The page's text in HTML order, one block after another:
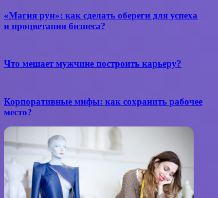
«Магия рун»: как сделать обереги для успеха
и процветания бизнеса?
Что мешает мужчине построить карьеру?
Корпоративные мифы: как сохранить рабочее
место?